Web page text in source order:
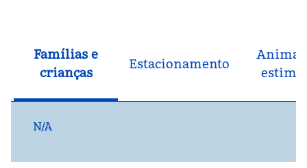
Famílias e
crianças
Estacionamento
N/A